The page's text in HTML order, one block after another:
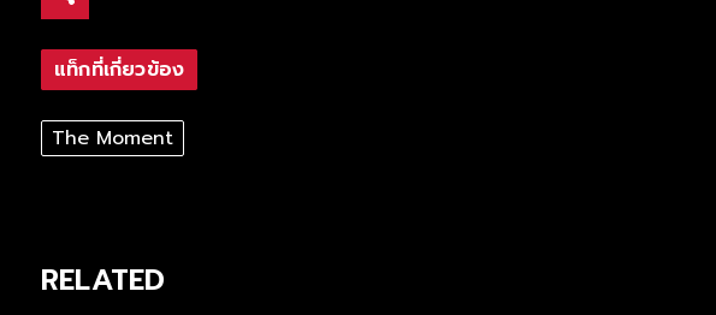
แท็กที่เกี่ยวข้อง
The Moment
RELATED